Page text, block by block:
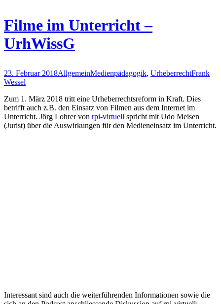
Filme im Unterricht –
UrhWissG
23. Februar 2018AllgemeinMedienpädagogik, UrheberrechtFrank
Wessel
Zum 1. März 2018 tritt eine Urheberrechtsreform in Kraft. Dies
betrifft auch z.B. den Einsatz von Filmen aus dem Internet im
Unterricht. Jörg Lohrer von rpi-virtuell spricht mit Udo Meisen
(Jurist) über die Auswirkungen für den Medieneinsatz im Unterricht.
Interessant sind auch die weiterführenden Informationen sowie die